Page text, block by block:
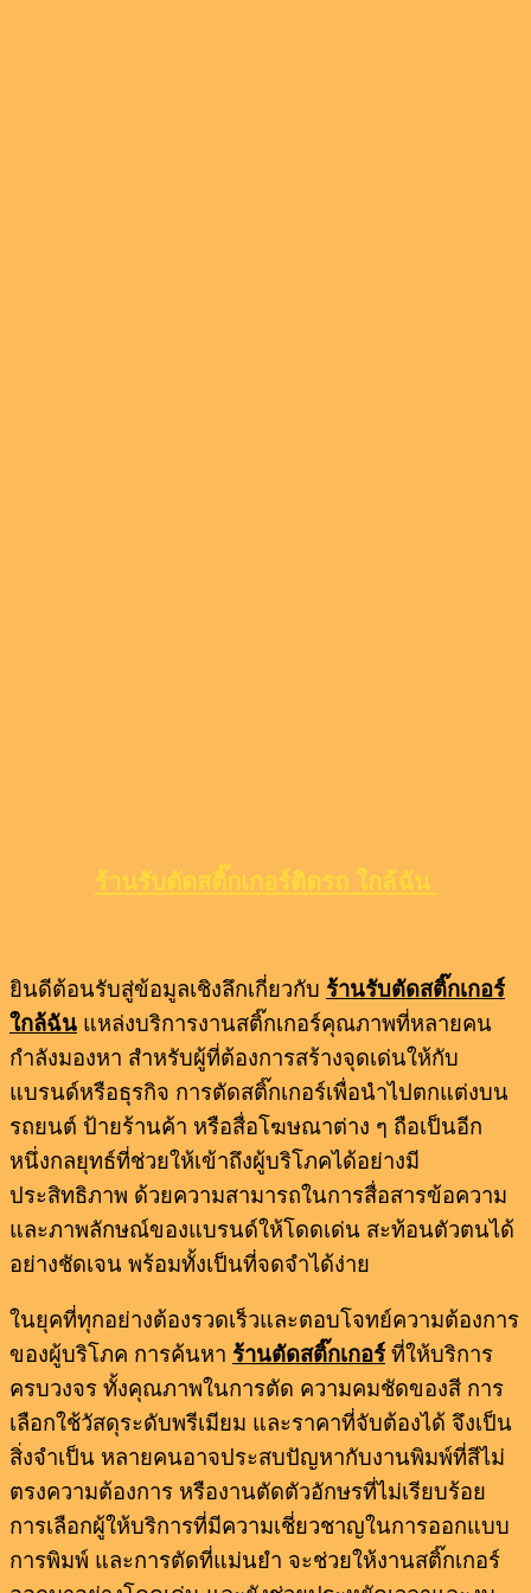
ร้านรับตัดสติ๊กเกอร์ติดรถ ใกล้ฉัน
ยินดีต้อนรับสู่ข้อมูลเชิงลึกเกี่ยวกับ ร้านรับตัดสติ๊กเกอร์
ใกล้ฉัน แหล่งบริการงานสติ๊กเกอร์คุณภาพที่หลายคน
กำลังมองหา สำหรับผู้ที่ต้องการสร้างจุดเด่นให้กับ
แบรนด์หรือธุรกิจ การตัดสติ๊กเกอร์เพื่อนำไปตกแต่งบน
รถยนต์ ป้ายร้านค้า หรือสื่อโฆษณาต่าง ๆ ถือเป็นอีก
หนึ่งกลยุทธ์ที่ช่วยให้เข้าถึงผู้บริโภคได้อย่างมี
ประสิทธิภาพ ด้วยความสามารถในการสื่อสารข้อความ
และภาพลักษณ์ของแบรนด์ให้โดดเด่น สะท้อนตัวตนได้
อย่างชัดเจน พร้อมทั้งเป็นที่จดจำได้ง่าย
ในยุคที่ทุกอย่างต้องรวดเร็วและตอบโจทย์ความต้องการ
ของผู้บริโภค การค้นหา ร้านตัดสติ๊กเกอร์ที่ให้บริการ
ครบวงจร ทั้งคุณภาพในการตัด ความคมชัดของสี การ
เลือกใช้วัสดุระดับพรีเมียม และราคาที่จับต้องได้ จึงเป็น
สิ่งจำเป็น หลายคนอาจประสบปัญหากับงานพิมพ์ที่สีไม่
ตรงความต้องการ หรืองานตัดตัวอักษรที่ไม่เรียบร้อย
การเลือกผู้ให้บริการที่มีความเชี่ยวชาญในการออกแบบ
การพิมพ์ และการตัดที่แม่นยำ จะช่วยให้งานสติ๊กเกอร์